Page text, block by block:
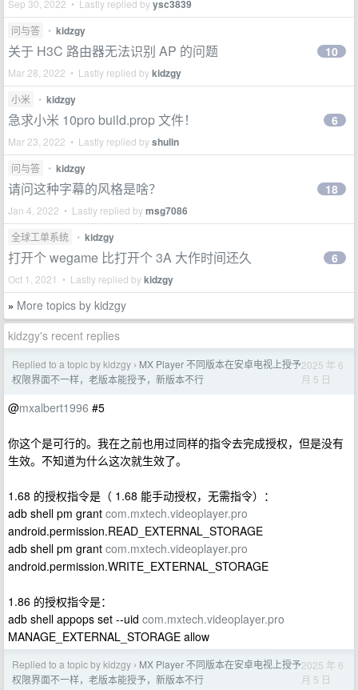
Sep 30, 2022 • Lastly replied byysc3839
问与答 • kidzgy
关于 H3C 路由器无法识别 AP 的问题
Mar 28, 2022 • Lastly replied bykidzgy
10
小米 • kidzgy
急求小米 10pro build.prop 文件！
Mar 23, 2022 • Lastly replied byshulin
6
问与答 • kidzgy
请问这种字幕的风格是啥？
Jan 4, 2022 • Lastly replied bymsg7086
18
全球工单系统 • kidzgy
打开个 wegame 比打开个 3A 大作时间还久
Oct 1, 2021 • Lastly replied bykidzgy
6
» More topics by kidzgy
kidzgy's recent replies
Replied to a topic by kidzgy › MX Player 不同版本在安卓电视上授予
权限界面不一样，老版本能授予，新版本不行
2025 年 6
月 5 日
@mxalbert1996 #5
你这个是可行的。我在之前也用过同样的指令去完成授权，但是没有
生效。不知道为什么这次就生效了。
1.68 的授权指令是（ 1.68 能手动授权，无需指令）：
adb shell pm grant com.mxtech.videoplayer.pro
android.permission.READ_EXTERNAL_STORAGE
adb shell pm grant com.mxtech.videoplayer.pro
android.permission.WRITE_EXTERNAL_STORAGE
1.86 的授权指令是：
adb shell appops set --uid com.mxtech.videoplayer.pro
MANAGE_EXTERNAL_STORAGE allow
Replied to a topic by kidzgy › MX Player 不同版本在安卓电视上授予
权限界面不一样，老版本能授予，新版本不行
2025 年 6
月 5 日